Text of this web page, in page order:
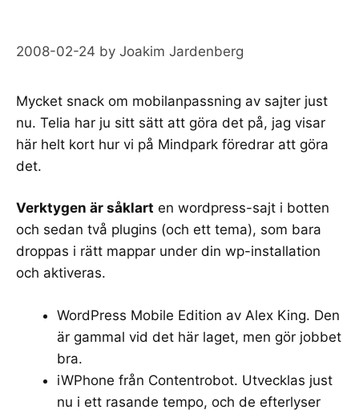
2008-02-24 by Joakim Jardenberg
Mycket snack om mobilanpassning av sajter just
nu. Telia har ju sitt sätt att göra det på, jag visar
här helt kort hur vi på Mindpark föredrar att göra
det.
Verktygen är såklart en wordpress-sajt i botten
och sedan två plugins (och ett tema), som bara
droppas i rätt mappar under din wp-installation
och aktiveras.
WordPress Mobile Edition av Alex King. Den
är gammal vid det här laget, men gör jobbet
bra.
iWPhone från Contentrobot. Utvecklas just
nu i ett rasande tempo, och de efterlyser